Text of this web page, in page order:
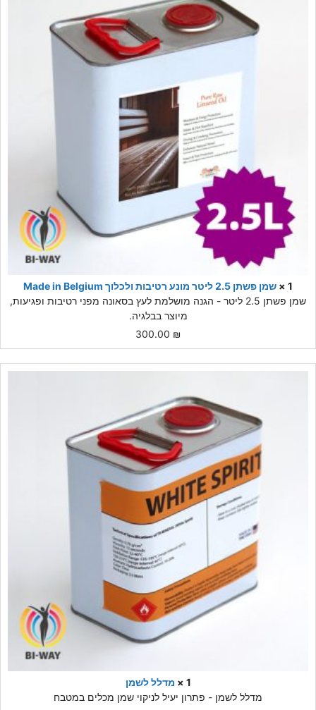
1 ×
שמן פשתן 2.5 ליטר מונע רטיבות ולכלוך Made in Belgium
שמן פשתן 2.5 ליטר - הגנה מושלמת לעץ בסאונה מפני רטיבות ופגיעות,
מיוצר בבלגיה.
300.00 ₪
1 ×
מדלל לשמן
מדלל לשמן - פתרון יעיל לניקוי שמן מכלים במטבח